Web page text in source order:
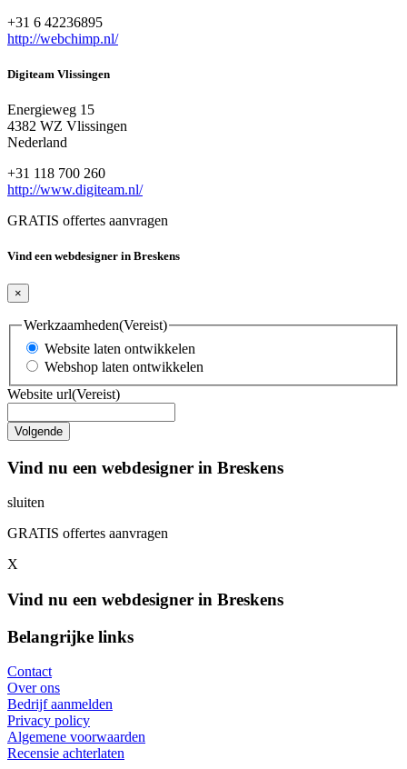
+31 6 42236895
http://webchimp.nl/
Digiteam Vlissingen
Energieweg 15
4382 WZ Vlissingen
Nederland
+31 118 700 260
http://www.digiteam.nl/
GRATIS offertes aanvragen
Vind een webdesigner in Breskens
×
Werkzaamheden(Vereist)
Website laten ontwikkelen
Webshop laten ontwikkelen
Website url(Vereist)
Vind nu een webdesigner in Breskens
sluiten
GRATIS offertes aanvragen
X
Vind nu een webdesigner in Breskens
Belangrijke links
Contact
Over ons
Bedrijf aanmelden
Privacy policy
Algemene voorwaarden
Recensie achterlaten